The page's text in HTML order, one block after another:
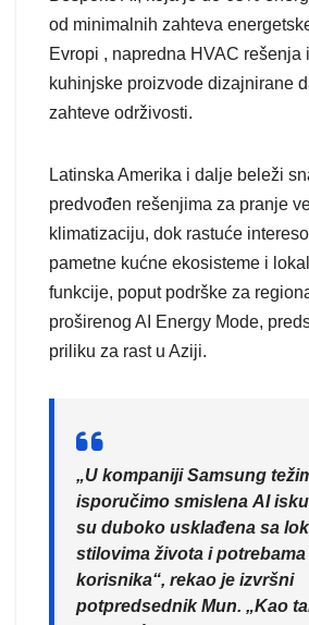
od minimalnih zahteva
Evropi , napredna HVAC rešenja
kuhinjske proizvode dizajnirane
zahteve održivosti.
Latinska Amerika i dalje beleži
predvođen rešenjima za pranje
klimatizaciju, dok rastuće
pametne kućne ekosisteme i
funkcije, poput podrške za
proširenog AI Energy Mode,
priliku za rast u Aziji.
„U kompaniji Samsung
isporučimo smislenа AI
su duboko usklađena sa
stilovima života i potrebama
korisnika“, rekao je izvršni
potpredsednik Mun. „Kao